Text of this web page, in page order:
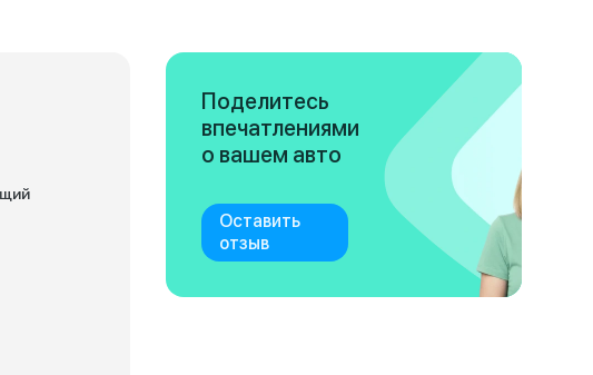
Поделитесь
впечатлениями
о вашем авто
Оставить
отзыв